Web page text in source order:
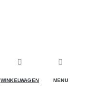
WINKELWAGEN MENU